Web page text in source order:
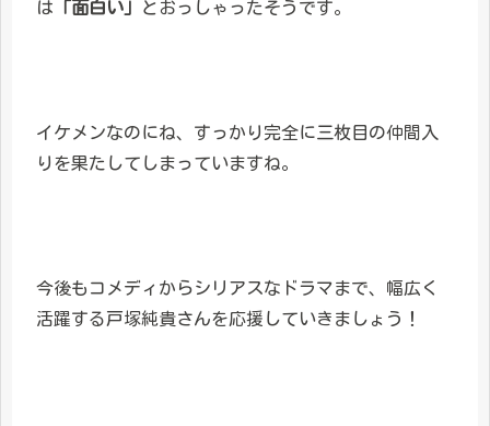
は 「面白い」 とおっしゃったそうです。
イケメンなのにね、すっかり完全に三枚目の仲間入
りを果たしてしまっていますね。
今後もコメディからシリアスなドラマまで、幅広く
活躍する戸塚純貴さんを応援していきましょう！